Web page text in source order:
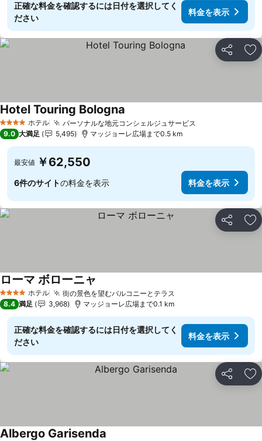
正確な料金を確認するには日付を選択してく
ださい
料金を表示
シェア お
4 ホテルのランク
ホテル パーソナルな地元コンシェルジュサービス
Hotel Touring Bologna
9.0 大満足 5,495 マッジョーレ広場まで0.5 km
最安値 ￥62,550
6件のサイトの料金を表示 料金を表示
シェア お
4 ホテルのランク
ホテル 街の景色を望むバルコニーとテラス
ローマ ボローニャ
8.4 満足 3,968 マッジョーレ広場まで0.1 km
正確な料金を確認するには日付を選択してく
ださい
料金を表示
シェア お
Albergo Garisenda